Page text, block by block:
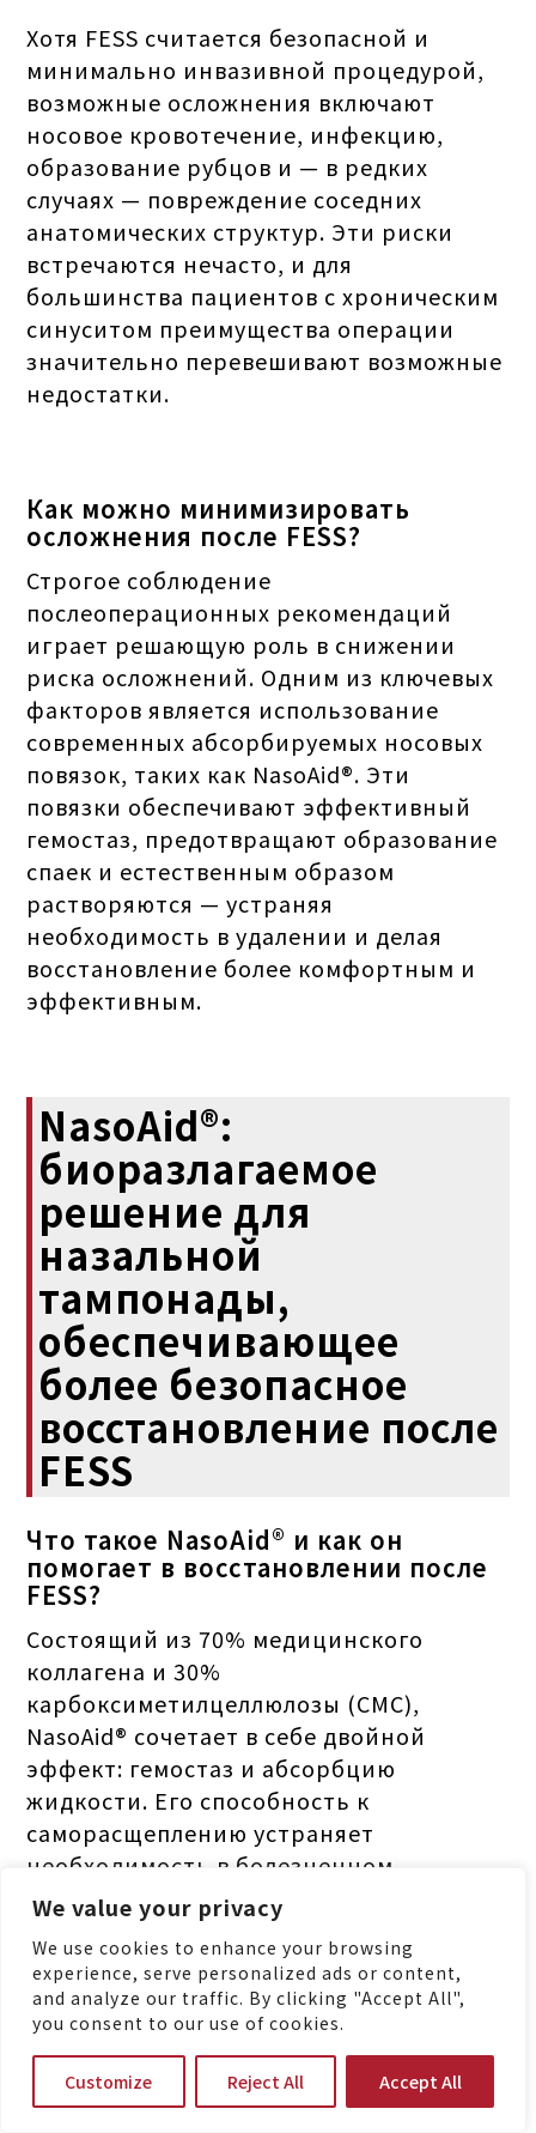
We value your privacy
We use cookies to enhance your browsing
experience, serve personalized ads or content,
and analyze our traffic. By clicking "Accept All",
you consent to our use of cookies.
Customize Reject All Accept All
Хотя FESS считается безопасной и
минимально инвазивной процедурой,
возможные осложнения включают
носовое кровотечение, инфекцию,
образование рубцов и — в редких
случаях — повреждение соседних
анатомических структур. Эти риски
встречаются нечасто, и для
большинства пациентов с хроническим
синуситом преимущества операции
значительно перевешивают возможные
недостатки.
Как можно минимизировать
осложнения после FESS?
Строгое соблюдение
послеоперационных рекомендаций
играет решающую роль в снижении
риска осложнений. Одним из ключевых
факторов является использование
современных абсорбируемых носовых
повязок, таких как NasoAid®. Эти
повязки обеспечивают эффективный
гемостаз, предотвращают образование
спаек и естественным образом
растворяются — устраняя
необходимость в удалении и делая
восстановление более комфортным и
эффективным.
NasoAid®:
биоразлагаемое
решение для
назальной
тампонады,
обеспечивающее
более безопасное
восстановление после
FESS
Что такое NasoAid® и как он
помогает в восстановлении после
FESS?
Состоящий из 70% медицинского
коллагена и 30%
карбоксиметилцеллюлозы (CMC),
NasoAid® сочетает в себе двойной
эффект: гемостаз и абсорбцию
жидкости. Его способность к
саморасщеплению устраняет
необходимость в болезненном
удалении — делая его
предпочтительным выбором для ЛОР-
специалистов, стремящихся к более
быстрому восстановлению и большему
комфорту пациентов после проведения
FESS.